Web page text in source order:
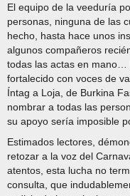
El equipo de la veeduría
personas, ninguna de las
hecho, hasta hace unos
algunos compañeros
todas las actas en mano…
fortalecido con voces de
Íntag a Loja, de Burkina
nombrar a todas las
su apoyo sería imposible
Estimados lectores,
retozar a la voz del
atentos, esta lucha no
consulta, que